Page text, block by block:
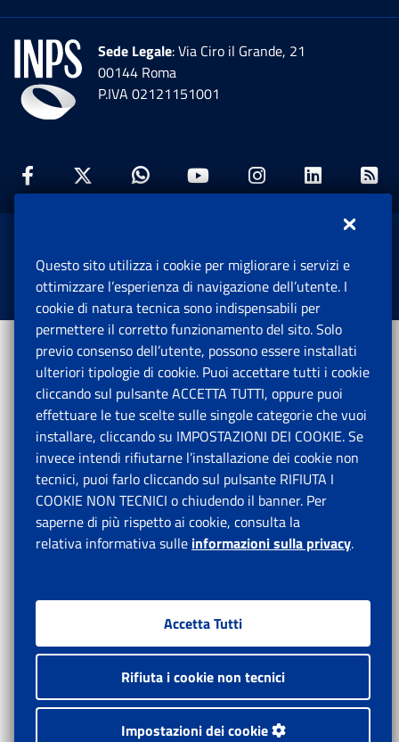
Sede Legale: Via Ciro il Grande, 21
00144 Roma
P.IVA 02121151001
Facebook: Apre una nuova finestra
Twitter: Apre una nuova finestra
Whatsapp: Apre una nuova
Youtube: Apre una
Instagram:
Istituto Nazionale Previdenza Sociale.
Tutti i diritti riservati.
Questo sito utilizza i cookie per migliorare i servizi e
ottimizzare l’esperienza di navigazione dell’utente. I
cookie di natura tecnica sono indispensabili per
permettere il corretto funzionamento del sito. Solo
previo consenso dell’utente, possono essere installati
ulteriori tipologie di cookie. Puoi accettare tutti i cookie
cliccando sul pulsante ACCETTA TUTTI, oppure puoi
effettuare le tue scelte sulle singole categorie che vuoi
installare, cliccando su IMPOSTAZIONI DEI COOKIE. Se
invece intendi rifiutarne l’installazione dei cookie non
tecnici, puoi farlo cliccando sul pulsante RIFIUTA I
COOKIE NON TECNICI o chiudendo il banner. Per
saperne di più rispetto ai cookie, consulta la
relativa informativa sulle informazioni sulla privacy.
Accetta Tutti
Rifiuta i cookie non tecnici
Impostazioni dei cookie